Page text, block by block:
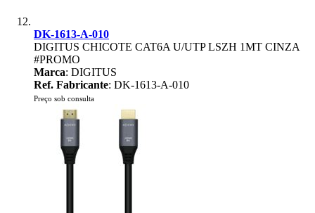
DK-1613-A-010
DIGITUS CHICOTE CAT6A U/UTP LSZH 1MT CINZA
#PROMO
Marca: DIGITUS
Ref. Fabricante: DK-1613-A-010
Preço sob consulta